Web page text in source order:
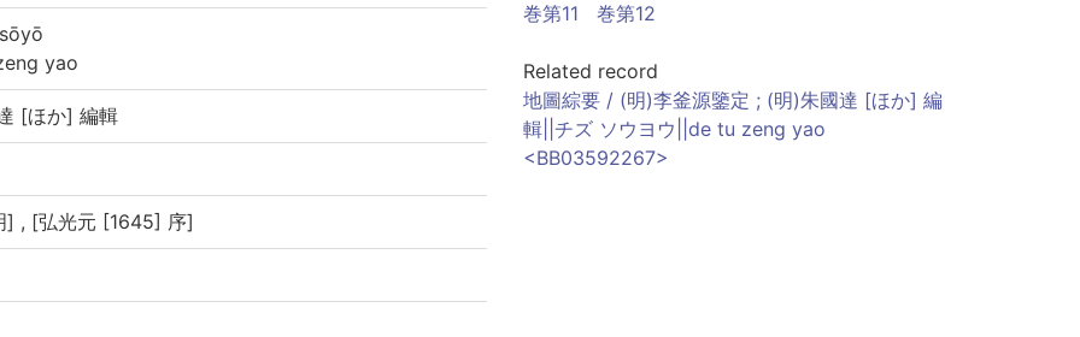
yao
[ほか] 編輯
] , [弘光元 [1645] 序]
巻第11
巻第12
Related record
地圖綜要 / (明)李釜源鑒定 ; (明)朱國達 [ほか] 編
輯||チズ ソウヨウ||de tu zeng yao
<BB03592267>